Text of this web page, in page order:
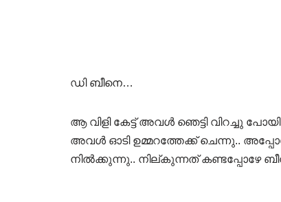
ഡി ബീനെ…
ആ വിളി കേട്ട് അവൾ ഞെട്ടി വിറച്ചു
അവൾ ഓടി ഉമ്മറത്തേക്ക് ചെന്നു..
നിൽക്കുന്നു.. നില്കുന്നത് കണ്ടപ്പോഴേ